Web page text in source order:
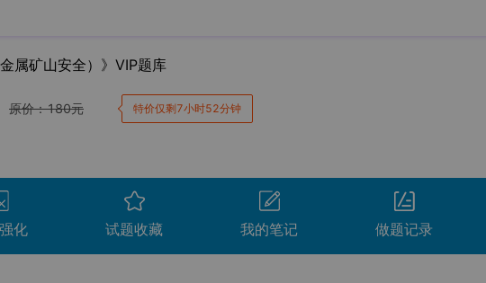
属矿山安全）》VIP题库
原价：180元 特价仅剩7小时52分钟
化 试题收藏 我的笔记 做题记录